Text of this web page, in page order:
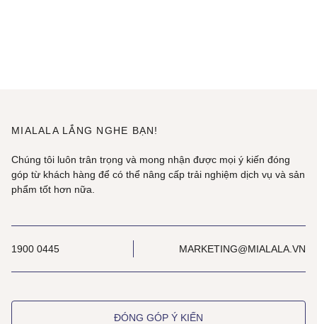
MIALALA LẮNG NGHE BẠN!
Chúng tôi luôn trân trọng và mong nhận được mọi ý kiến đóng
góp từ khách hàng để có thể nâng cấp trải nghiệm dịch vụ và sản
phẩm tốt hơn nữa.
1900 0445 MARKETING@MIALALA.VN
ĐÓNG GÓP Ý KIẾN